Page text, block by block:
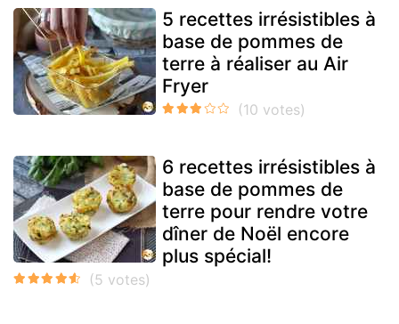
5 recettes irrésistibles à
base de pommes de
terre à réaliser au Air
Fryer
6 recettes irrésistibles à
base de pommes de
terre pour rendre votre
dîner de Noël encore
plus spécial!